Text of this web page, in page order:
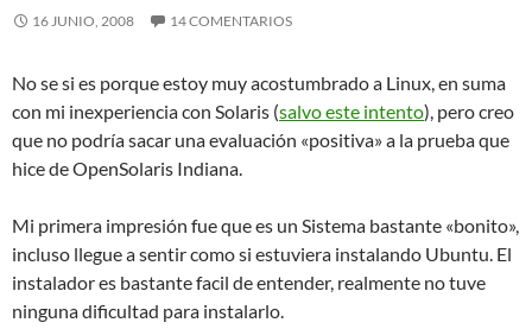
16 JUNIO, 2008 14 COMENTARIOS
No se si es porque estoy muy acostumbrado a Linux, en suma
con mi inexperiencia con Solaris (salvo este intento), pero creo
que no podría sacar una evaluación «positiva» a la prueba que
hice de OpenSolaris Indiana.
Mi primera impresión fue que es un Sistema bastante «bonito»,
incluso llegue a sentir como si estuviera instalando Ubuntu. El
instalador es bastante facil de entender, realmente no tuve
ninguna dificultad para instalarlo.